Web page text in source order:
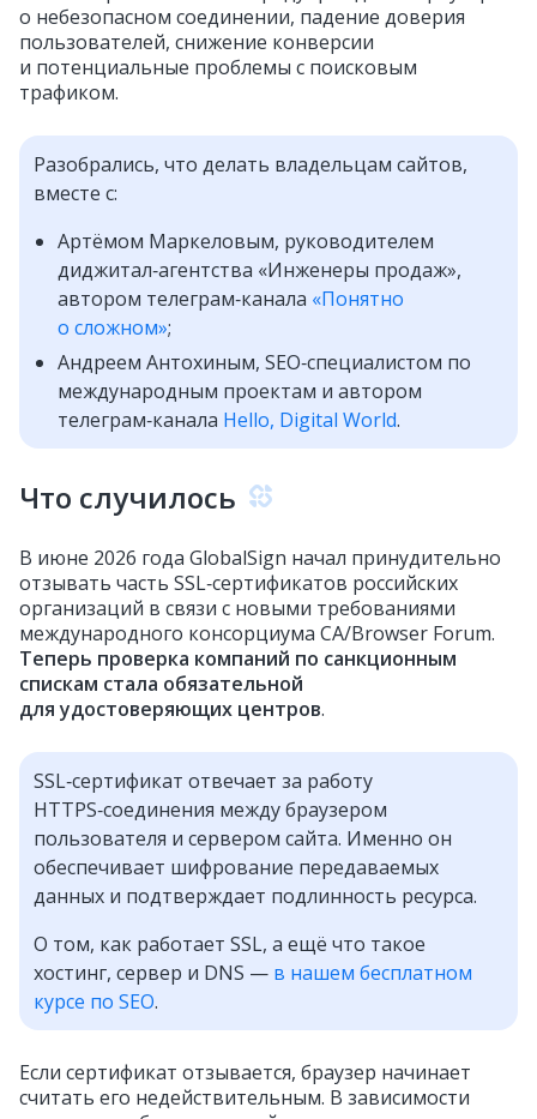
о небезопасном соединении, падение доверия
пользователей, снижение конверсии
и потенциальные проблемы с поисковым
трафиком.
Разобрались, что делать владельцам сайтов,
вместе с:
Артёмом Маркеловым, руководителем
диджитал‑агентства «Инженеры продаж»,
автором телеграм‑канала «Понятно
о сложном»;
Андреем Антохиным, SEO‑специалистом по
международным проектам и автором
телеграм‑канала Hello, Digital World.
Что случилось
В июне 2026 года GlobalSign начал принудительно
отзывать часть SSL‑сертификатов российских
организаций в связи с новыми требованиями
международного консорциума CA/Browser Forum.
Теперь проверка компаний по санкционным
спискам стала обязательной
для удостоверяющих центров.
SSL‑сертификат отвечает за работу
HTTPS‑соединения между браузером
пользователя и сервером сайта. Именно он
обеспечивает шифрование передаваемых
данных и подтверждает подлинность ресурса.
О том, как работает SSL, а ещё что такое
хостинг, сервер и DNS — в нашем бесплатном
курсе по SEO.
Если сертификат отзывается, браузер начинает
считать его недействительным. В зависимости